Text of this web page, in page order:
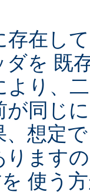
存在し
ダを 既
より、
が同じ
、想定
ります
使う